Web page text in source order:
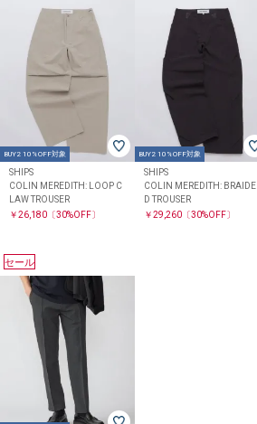
BUY2 10%OFF対象
SHIPS
COLIN MEREDITH: LOOP C
LAW TROUSER
￥26,180〔30%OFF〕
BUY2 10%OFF対象
SHIPS
COLIN MEREDITH: BRAIDE
D TROUSER
￥29,260 〔30%OFF〕
セール